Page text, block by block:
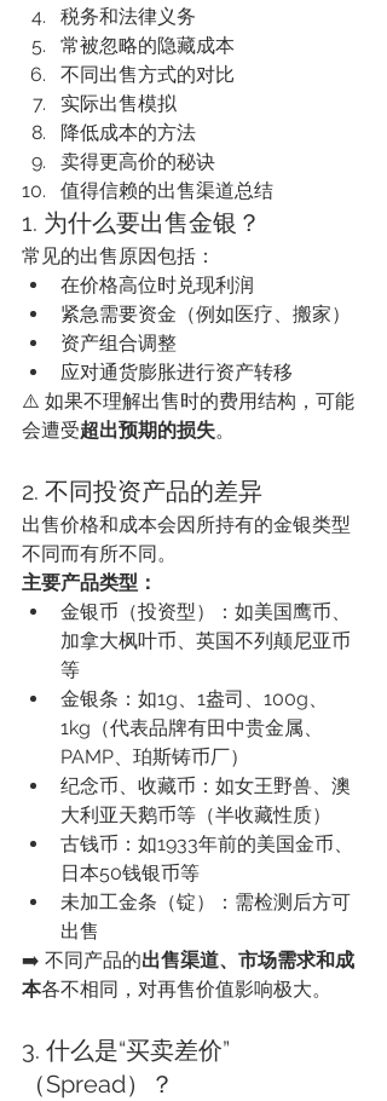
税务和法律义务
常被忽略的隐藏成本
不同出售方式的对比
实际出售模拟
降低成本的方法
卖得更高价的秘诀
值得信赖的出售渠道总结
1. 为什么要出售金银？
常见的出售原因包括：
在价格高位时兑现利润
紧急需要资金（例如医疗、搬家）
资产组合调整
应对通货膨胀进行资产转移
⚠️ 如果不理解出售时的费用结构，可能
会遭受超出预期的损失。
2. 不同投资产品的差异
出售价格和成本会因所持有的金银类型
不同而有所不同。
主要产品类型：
金银币（投资型）：如美国鹰币、
加拿大枫叶币、英国不列颠尼亚币
等
金银条：如1g、1盎司、100g、
1kg（代表品牌有田中贵金属、
PAMP、珀斯铸币厂）
纪念币、收藏币：如女王野兽、澳
大利亚天鹅币等（半收藏性质）
古钱币：如1933年前的美国金币、
日本50钱银币等
未加工金条（锭）：需检测后方可
出售
➡️ 不同产品的出售渠道、市场需求和成
本各不相同，对再售价值影响极大。
3. 什么是“买卖差价”
（Spread）？